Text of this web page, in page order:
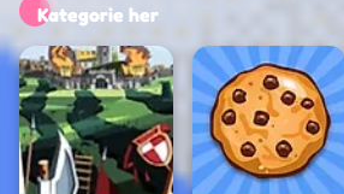
Kategorie her